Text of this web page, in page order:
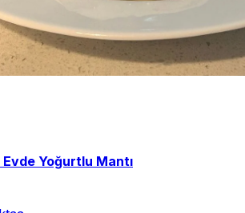
Yoğurtlu Mantı